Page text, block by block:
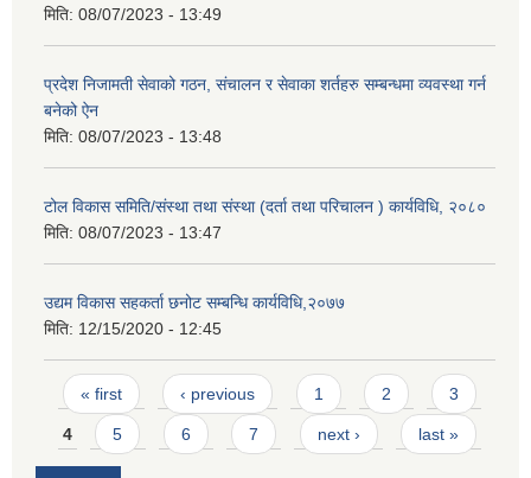
मिति: 08/07/2023 - 13:49
प्रदेश निजामती सेवाको गठन, संचालन र सेवाका शर्तहरु सम्बन्धमा व्यवस्था गर्न
बनेको ऐन
मिति: 08/07/2023 - 13:48
टोल विकास समिति/संस्था तथा संस्था (दर्ता तथा परिचालन ) कार्यविधि, २०८०
मिति: 08/07/2023 - 13:47
उद्यम विकास सहकर्ता छनोट सम्बन्धि कार्यविधि,२०७७
मिति: 12/15/2020 - 12:45
Pages
« first ‹ previous 1 2 3
4 5 6 7 next › last »